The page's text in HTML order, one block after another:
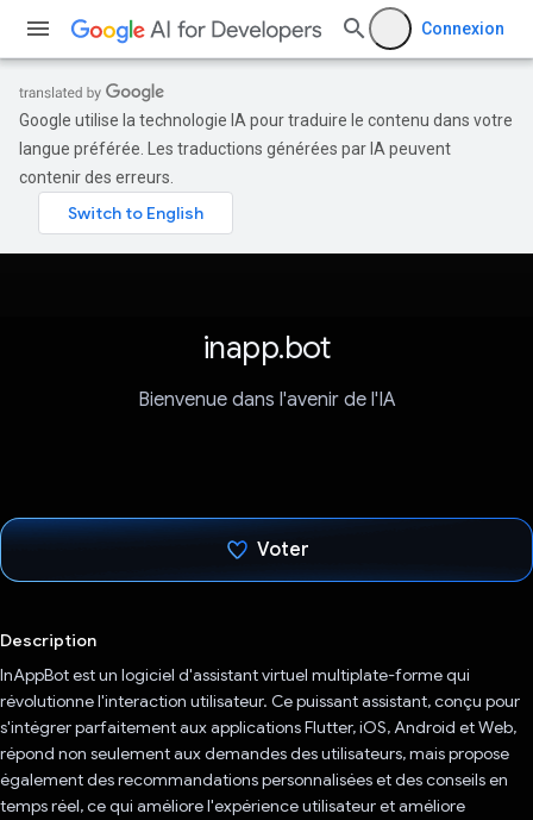
Connexion
Google utilise la technologie IA pour traduire le contenu dans votre
langue préférée. Les traductions générées par IA peuvent
contenir des erreurs.
inapp.bot
Bienvenue dans l'avenir de l'IA
Voter
Description
InAppBot est un logiciel d'assistant virtuel multiplate-forme qui
révolutionne l'interaction utilisateur. Ce puissant assistant, conçu pour
s'intégrer parfaitement aux applications Flutter, iOS, Android et Web,
répond non seulement aux demandes des utilisateurs, mais propose
également des recommandations personnalisées et des conseils en
temps réel, ce qui améliore l'expérience utilisateur et améliore